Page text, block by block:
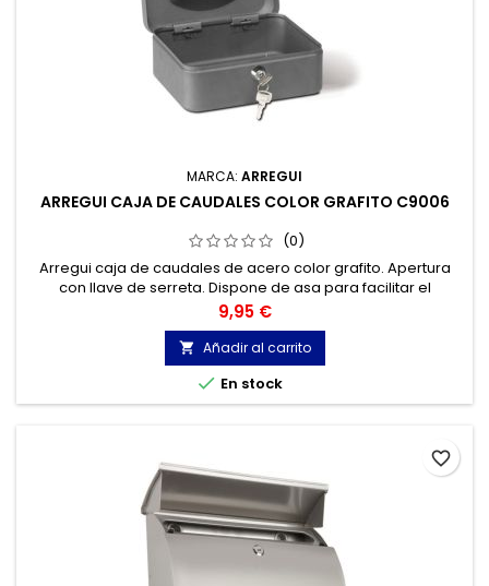
MARCA: ARREGUI
ARREGUI CAJA DE CAUDALES COLOR GRAFITO C9006
(0)
Arregui caja de caudales de acero color grafito. Apertura
con llave de serreta. Dispone de asa para facilitar el
transporte.
Precio
9,95 €
 Añadir al carrito
 En stock
favorite_border